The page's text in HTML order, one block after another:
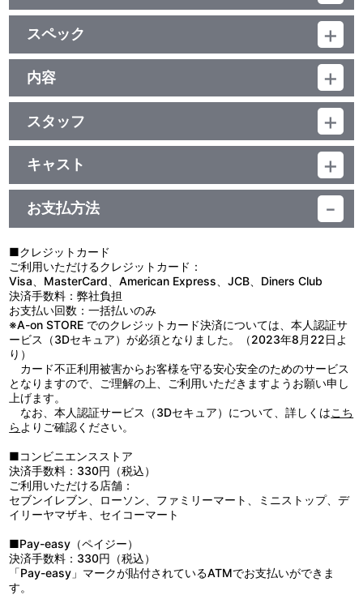
映像特典
■坂本浩一監督メイキングインタビュー
■2019.11.14 ディレクターズカット版上映会トークショー
■YouTube配信版本編
■特報、PV、TwitterスペシャルPV
特典
■解説書（4P／オールカラー ）
スペック
品番：BCXS-1522
ジャンル：ネット特撮
（本編58分+特典113分）／ﾘﾆｱPCM(ｽﾃﾚｵ・一部ﾓﾉﾗﾙ)／AVC／
BD50G／16：9<1080p High Definition>・一部16：9<1080i High
Definition>／カラー／確171分／1巻
内容
制作年度：2019年
【収録内容】
銀河の彼方の惑星で…ウルトラマンエックスとウルトラマンジー
ドが、己と酷似した黒いウルトラマンたちに襲撃された！
時を同じくして、ウルトラマンゼロとウルトラウーマングリージ
ョが闇の巨人・ウルトラダークキラーに捕まってしまう。
ダークキラーたちの野望を阻止するため、ウルトラマンタロウは
新世代のウルトラマンたち「ニュージェネレーションヒーローズ」
スタッフ
監督：坂本浩一／脚本：足木淳一郎／監修：塚越隆行／企画：黒澤
桂・南谷 佳／プロデューサー：小西 潤・金光大輔／製作・著作：
円谷プロダクション
キャスト
＜声の出演＞ ウルトラマンギンガ：根岸拓哉／ウルトラマンビクト
リー：宇治清高／ウルトラマンエックス：高橋健介／ウルトラマン
オーブ：石黒英雄／ウルトラマンジード：濱田龍臣／ウルトラマン
ングリージョ：其原有沙／ウルトラマンタロウ：石丸博也／ウルト
ラマンゼロ：宮野真守／ウルトラマンリブット：駒田 航／ダークル
ギエル：杉田智和／エタルガー：鈴木達央／ウルトラダークキラ
ー：外島孝一／ウルトラマントレギア：内田雄馬
お支払方法
■クレジットカード
ご利用いただけるクレジットカード：
Visa、MasterCard、American Express、JCB、Diners Club
決済手数料：弊社負担
お支払い回数：一括払いのみ
※A-on STORE でのクレジットカード決済については、本人認証サ
ービス（3Dセキュア）が必須となりました。（2023年8月22日よ
り）
カード不正利用被害からお客様を守る安心安全のためのサービス
となりますので、ご理解の上、ご利用いただきますようお願い申し
上げます。
なお、本人認証サービス（3Dセキュア）について、詳しくはこち
ら よりご確認ください。
■コンビニエンスストア
決済手数料：330円（税込）
ご利用いただける店舗：
セブンイレブン、ローソン、ファミリーマート、ミニストップ、デ
イリーヤマザキ、セイコーマート
■Pay-easy（ペイジー）
決済手数料：330円（税込）
「Pay-easy」マークが貼付されているATMでお支払いができま
す。